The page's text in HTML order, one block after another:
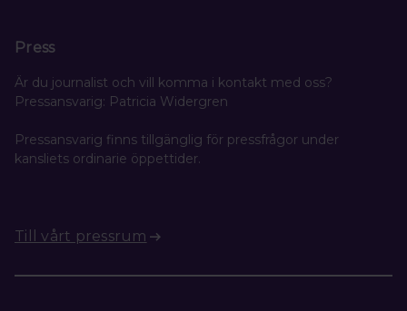
Press
Är du journalist och vill komma i kontakt med oss?
Pressansvarig: Patricia Widergren
Pressansvarig finns tillgänglig för pressfrågor under
kansliets ordinarie öppettider.
Till vårt pressrum